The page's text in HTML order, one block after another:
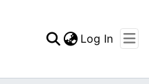
Log In